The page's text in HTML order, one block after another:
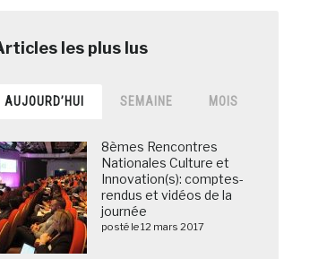
AUJOURD’HUI SEMAINE MOIS
8èmes Rencontres
Nationales Culture et
Innovation(s): comptes-
rendus et vidéos de la
journée
posté le 12 mars 2017